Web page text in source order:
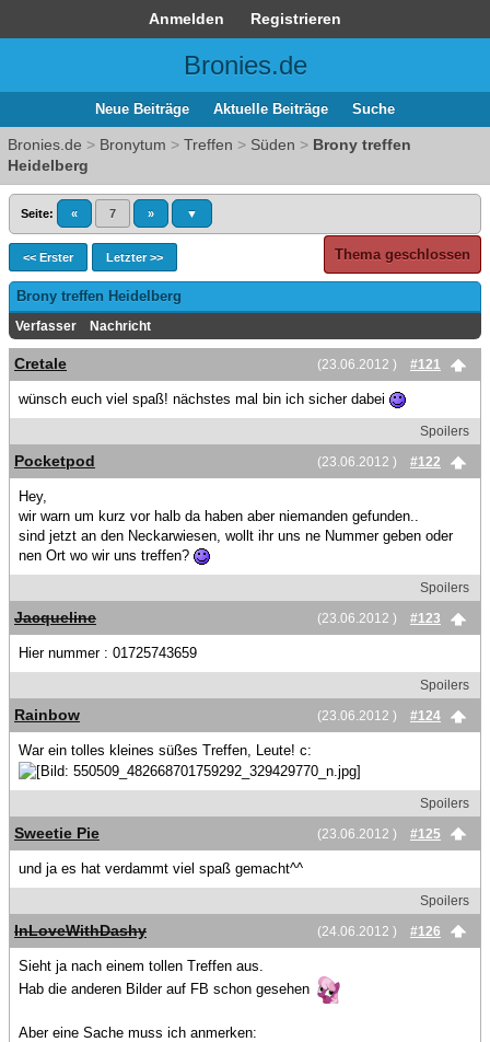
Anmelden Registrieren
Bronies.de
Neue Beiträge Aktuelle Beiträge Suche
Bronies.de > Bronytum > Treffen > Süden > Brony treffen
Heidelberg
Seite: « 7 » ▼
<< Erster Letzter >> Thema geschlossen
Brony treffen Heidelberg
Verfasser Nachricht
(23.06.2012 ) #121
Cretale
wünsch euch viel spaß! nächstes mal bin ich sicher dabei
Spoilers
(23.06.2012 )
#122
Pocketpod
Hey,
wir warn um kurz vor halb da haben aber niemanden gefunden..
sind jetzt an den Neckarwiesen, wollt ihr uns ne Nummer geben oder
nen Ort wo wir uns treffen?
Spoilers
(23.06.2012 )
#123
Jacqueline
Hier nummer : 01725743659
Spoilers
(23.06.2012 )
#124
Rainbow
War ein tolles kleines süßes Treffen, Leute! c:
Spoilers
(23.06.2012 )
#125
Sweetie Pie
und ja es hat verdammt viel spaß gemacht^^
Spoilers
(24.06.2012 )
#126
InLoveWithDashy
Sieht ja nach einem tollen Treffen aus.
Hab die anderen Bilder auf FB schon gesehen
Aber eine Sache muss ich anmerken: